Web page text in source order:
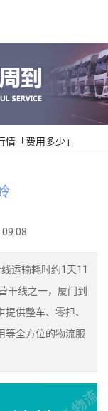
「费用多少」
运输耗时约1天11
干线之一，厦门到
供整车、零担、
等全方位的物流服